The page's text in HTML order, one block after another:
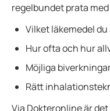
regelbundet prata
Vilket läkemedel
Hur ofta och hur
Möjliga
Rätt
Via Dokteronline är